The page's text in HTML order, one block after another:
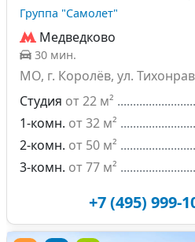
Группа "Самолет"
Медведково
30 мин.
МО, г. Королёв, ул.
Студия от 22 м²
1-комн. от 32 м²
2-комн. от 50 м²
3-комн. от 77 м²
+7 (495) 999-